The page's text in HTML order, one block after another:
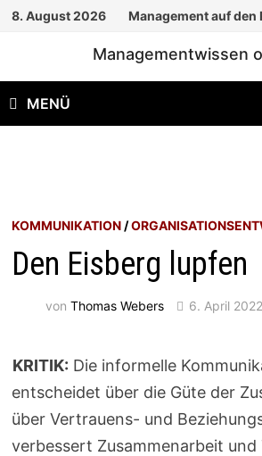
Zum
8. August 2026 Management auf
Managementwissen
MENÜ
KOMMUNIKATION /
Den Eisberg lupfen
vonThomas Webers 6. April 2022
KRITIK: Die informelle
entscheidet über die Güte der
über Vertrauens- und
verbessert Zusammenarbeit und